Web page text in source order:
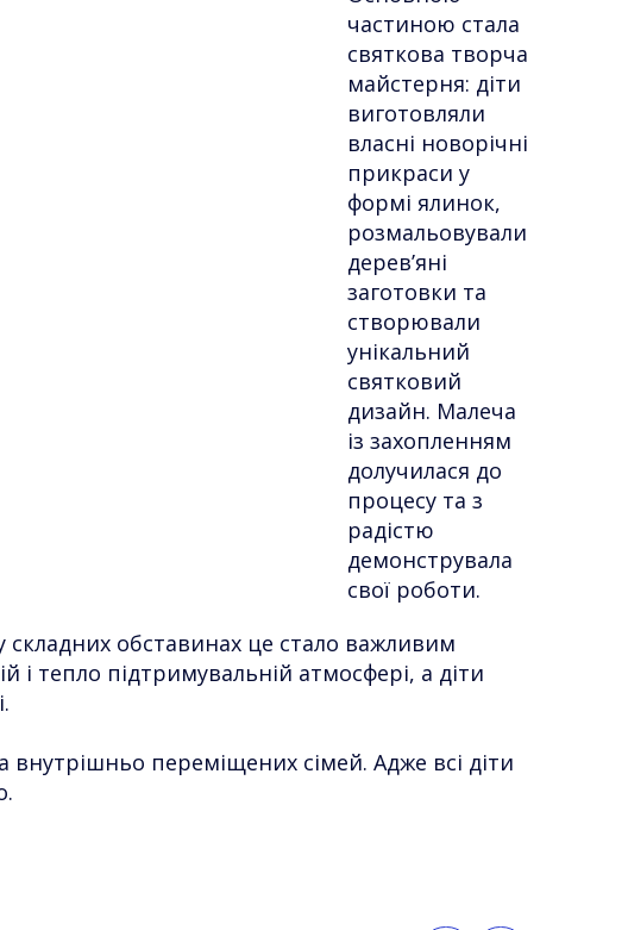
частиною стала
святкова творча
майстерня: діти
виготовляли
власні новорічні
прикраси у
формі ялинок,
розмальовували
дерев’яні
заготовки та
створювали
унікальний
святковий
дизайн. Малеча
із захопленням
долучилася до
процесу та з
радістю
демонструвала
свої роботи.
обставинах це стало важливим
тепло підтримувальній атмосфері, а діти
внутрішньо переміщених сімей. Адже всі діти